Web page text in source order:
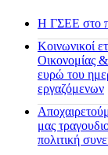
H ΓΣΕΕ στο
Κοινωνικοί
Οικονομίας
ευρώ του
εργαζόμενων
μας
πολιτική